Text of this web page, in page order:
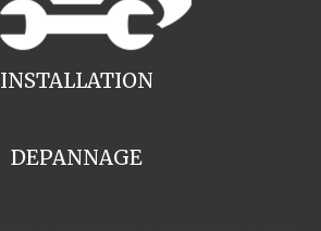
INSTALLATION
DEPANNAGE